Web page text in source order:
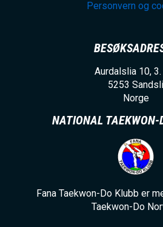
Personvern og
Aurdalslia 10,
5253 Sandsli
Norge
NATIONAL TAEKWON-
Fana Taekwon-Do Klubb er
Taekwon-Do